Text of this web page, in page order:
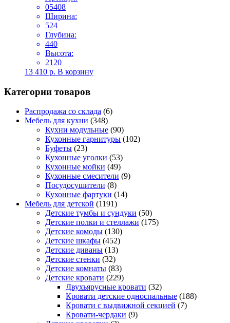
05408
Ширина:
524
Глубина:
440
Высота:
2120
13 410 р. В корзину
Категории товаров
Распродажа со склада (6)
Мебель для кухни (348)
Кухни модульные (90)
Кухонные гарнитуры (102)
Буфеты (23)
Кухонные уголки (53)
Кухонные мойки (49)
Кухонные смесители (9)
Посудосушители (8)
Кухонные фартуки (14)
Мебель для детской (1191)
Детские тумбы и сундуки (50)
Детские полки и стеллажи (175)
Детские комоды (130)
Детские шкафы (452)
Детские диваны (13)
Детские стенки (32)
Детские комнаты (83)
Детские кровати (229)
Двухъярусные кровати (32)
Кровати детские односпальные (188)
Кровати с выдвижной секцией (7)
Кровати-чердаки (9)